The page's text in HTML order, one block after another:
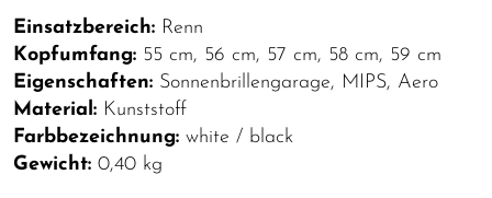
Einsatzbereich: Renn
Kopfumfang: 55 cm, 56 cm, 57 cm, 58 cm, 59 cm
Eigenschaften: Sonnenbrillengarage, MIPS, Aero
Material: Kunststoff
Farbbezeichnung: white / black
Gewicht: 0,40 kg